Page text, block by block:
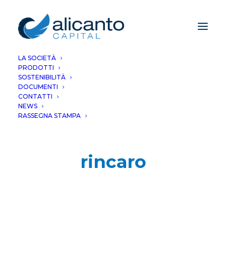
LA SOCIETÀ
PRODOTTI
SOSTENIBILITÀ
DOCUMENTI
CONTATTI
NEWS
RASSEGNA STAMPA
rincaro